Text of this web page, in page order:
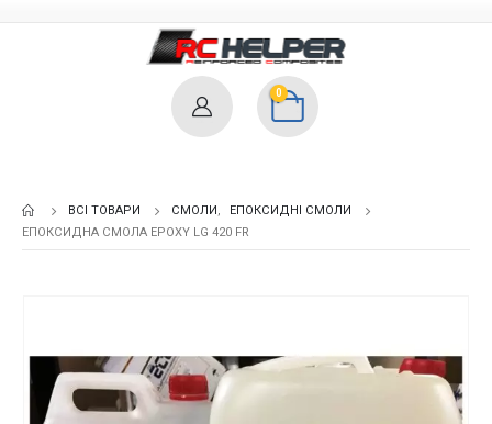
0
ВСІ ТОВАРИ СМОЛИ ,
ЕПОКСИДНІ СМОЛИ
ЕПОКСИДНА СМОЛА EPOXY LG 420 FR